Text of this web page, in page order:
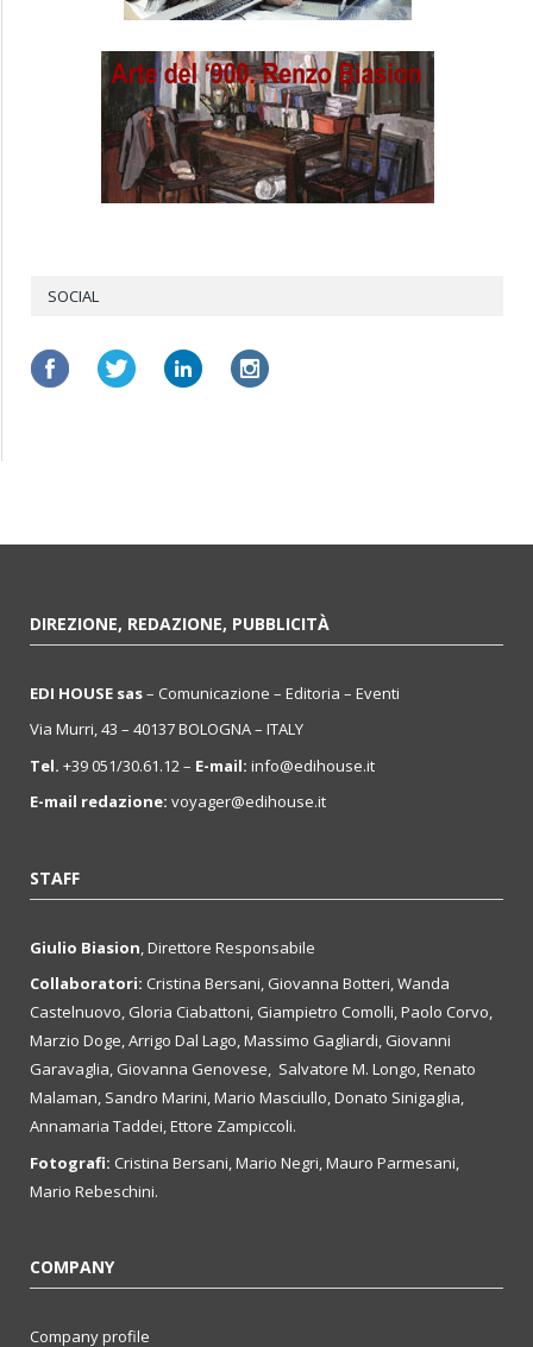
SOCIAL
DIREZIONE, REDAZIONE, PUBBLICITÀ
EDI HOUSE sas– Comunicazione – Editoria – Eventi
Via Murri, 43 – 40137 BOLOGNA – ITALY
Tel. +39 051/30.61.12 – E-mail: info@edihouse.it
E-mail redazione: voyager@edihouse.it
STAFF
Giulio Biasion, Direttore Responsabile
Collaboratori: Cristina Bersani, Giovanna Botteri, Wanda
Castelnuovo, Gloria Ciabattoni, Giampietro Comolli, Paolo Corvo,
Marzio Doge, Arrigo Dal Lago, Massimo Gagliardi, Giovanni
Garavaglia, Giovanna Genovese, Salvatore M. Longo, Renato
Malaman, Sandro Marini, Mario Masciullo, Donato Sinigaglia,
Annamaria Taddei, Ettore Zampiccoli.
Fotografi: Cristina Bersani, Mario Negri, Mauro Parmesani,
Mario Rebeschini.
COMPANY
Company profile